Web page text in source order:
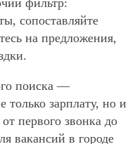
сопоставляйте
на предложения,
поиска —
только зарплату, но и
первого звонка до
вакансий в городе